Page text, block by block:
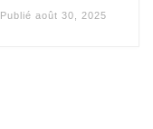
Publiéaoût 30, 2025